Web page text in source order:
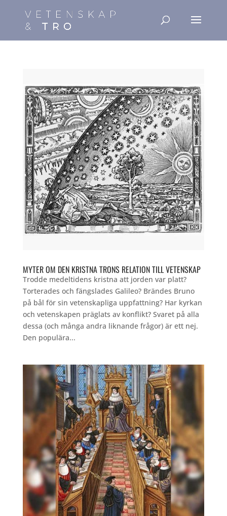
MYTER OM DEN KRISTNA TRONS RELATION TILL VETENSKAP
Trodde medeltidens kristna att jorden var platt?
Torterades och fängslades Galileo? Brändes Bruno
på bål för sin vetenskapliga uppfattning? Har kyrkan
och vetenskapen präglats av konflikt? Svaret på alla
dessa (och många andra liknande frågor) är ett nej.
Den populära...